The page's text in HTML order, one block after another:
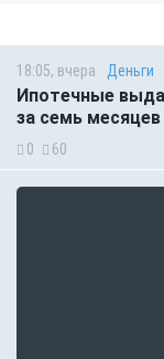
18:05, вчера Деньги
Ипотечные
за семь месяцев
0 60